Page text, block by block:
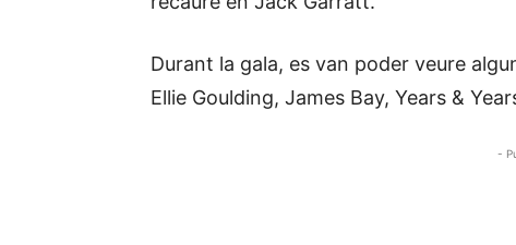
Durant la gala, es van poder veure
Ellie Goulding, James Bay, Years &
-